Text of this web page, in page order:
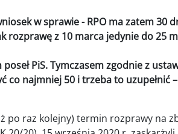
w sprawie - RPO ma zatem 30
rozprawę z 10 marca jedynie do 25
PiS. Tymczasem zgodnie z
najmniej 50 i trzeba to uzupełnić
po raz kolejny) termin rozprawy na